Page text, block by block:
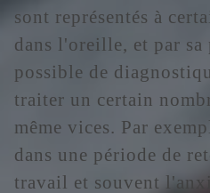
sont représentés à
dans l'oreille, et par sa
possible de
traiter un certain
même vices. Par
dans une période de
travail et souvent